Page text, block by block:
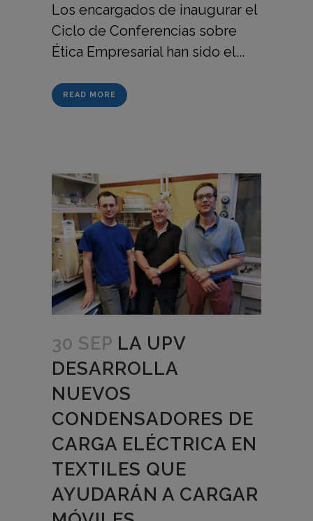
Los encargados de inaugurar el
Ciclo de Conferencias sobre
Ética Empresarial han sido el...
READ MORE
30 SEP LA UPV
DESARROLLA
NUEVOS
CONDENSADORES DE
CARGA ELÉCTRICA EN
TEXTILES QUE
AYUDARÁN A CARGAR